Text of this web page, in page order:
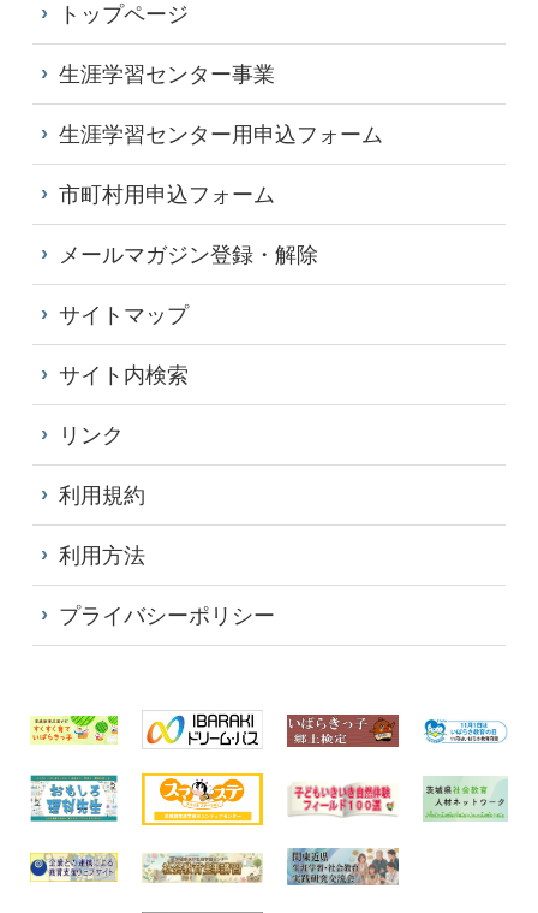
トップページ
生涯学習センター事業
生涯学習センター用申込フォーム
市町村用申込フォーム
メールマガジン登録・解除
サイトマップ
サイト内検索
リンク
利用規約
利用方法
プライバシーポリシー